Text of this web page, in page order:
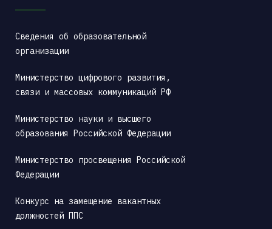
Сведения об образовательной
организации
Министерство цифрового развития,
связи и массовых коммуникаций РФ
Министерство науки и высшего
образования Российской Федерации
Министерство просвещения Российской
Федерации
Конкурс на замещение вакантных
должностей ППС